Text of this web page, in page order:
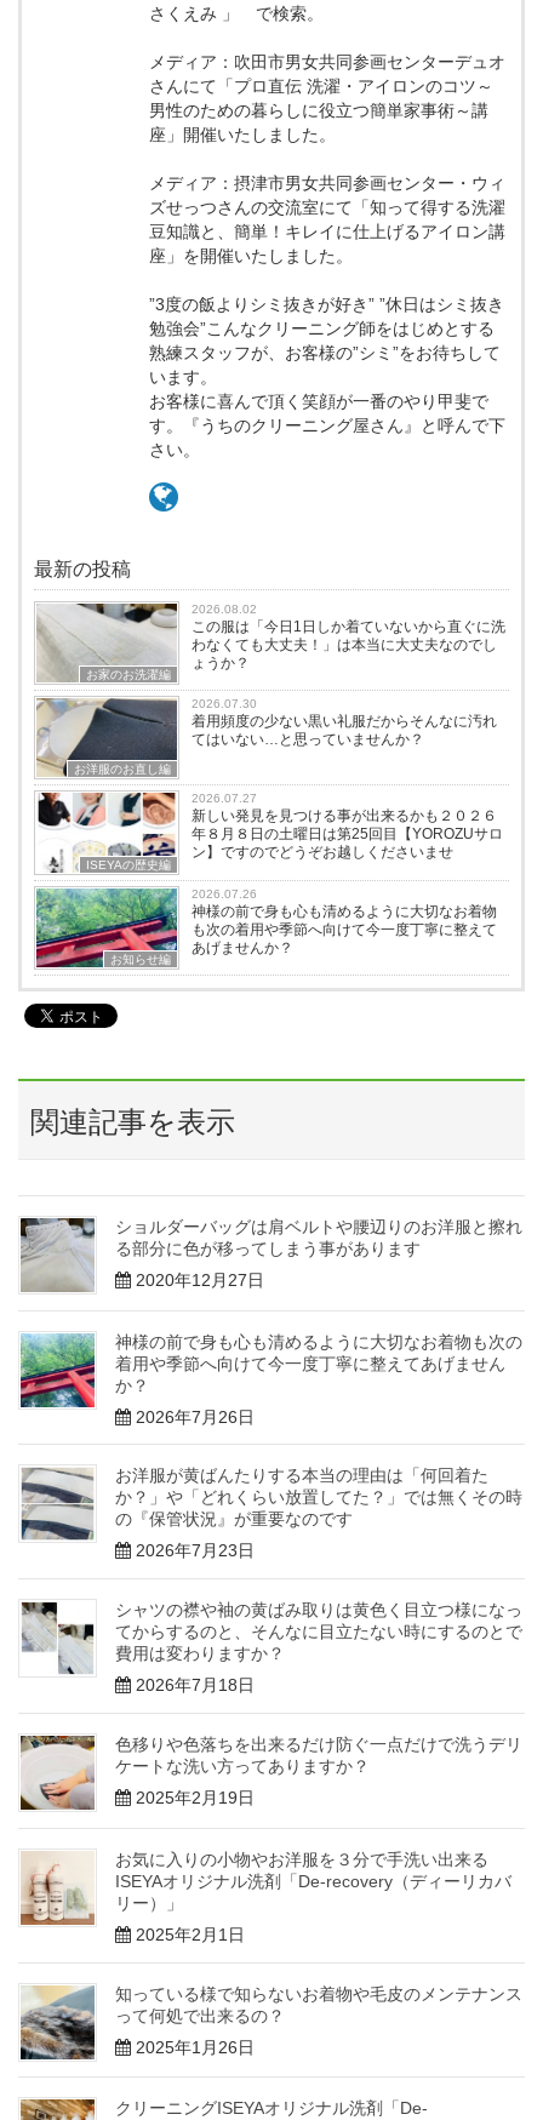
さくえみ 」 で検索。
メディア：吹田市男女共同参画センターデュオ
さんにて「プロ直伝 洗濯・アイロンのコツ～
男性のための暮らしに役立つ簡単家事術～講
座」開催いたしました。
メディア：摂津市男女共同参画センター・ウィ
ズせっつさんの交流室にて「知って得する洗濯
豆知識と、簡単！キレイに仕上げるアイロン講
座」を開催いたしました。
”3度の飯よりシミ抜きが好き” ”休日はシミ抜き
勉強会”こんなクリーニング師をはじめとする
熟練スタッフが、お客様の”シミ”をお待ちして
います。
お客様に喜んで頂く笑顔が一番のやり甲斐で
す。『うちのクリーニング屋さん』と呼んで下
さい。
最新の投稿
お家のお洗濯編
2026.08.02
この服は「今日1日しか着ていないから直ぐに洗
わなくても大丈夫！」は本当に大丈夫なのでし
ょうか？
お洋服のお直し編
2026.07.30
着用頻度の少ない黒い礼服だからそんなに汚れ
てはいない…と思っていませんか？
ISEYAの歴史編
2026.07.27
新しい発見を見つける事が出来るかも２０２６
年８月８日の土曜日は第25回目【YOROZUサロ
ン】ですのでどうぞお越しくださいませ
お知らせ編
2026.07.26
神様の前で身も心も清めるように大切なお着物
も次の着用や季節へ向けて今一度丁寧に整えて
あげませんか？
関連記事を表示
ショルダーバッグは肩ベルトや腰辺りのお洋服と擦れ
る部分に色が移ってしまう事があります
2020年12月27日
神様の前で身も心も清めるように大切なお着物も次の
着用や季節へ向けて今一度丁寧に整えてあげません
か？
2026年7月26日
お洋服が黄ばんたりする本当の理由は「何回着た
か？」や「どれくらい放置してた？」では無くその時
の『保管状況』が重要なのです
2026年7月23日
シャツの襟や袖の黄ばみ取りは黄色く目立つ様になっ
てからするのと、そんなに目立たない時にするのとで
費用は変わりますか？
2026年7月18日
色移りや色落ちを出来るだけ防ぐ一点だけで洗うデリ
ケートな洗い方ってありますか？
2025年2月19日
お気に入りの小物やお洋服を３分で手洗い出来る
ISEYAオリジナル洗剤「De-recovery（ディーリカバ
リー）」
2025年2月1日
知っている様で知らないお着物や毛皮のメンテナンス
って何処で出来るの？
2025年1月26日
クリーニングISEYAオリジナル洗剤「De-